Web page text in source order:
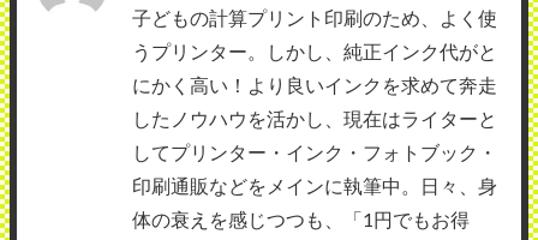
子どもの計算プリント印刷のため、よく使
うプリンター。しかし、純正インク代がと
にかく高い！より良いインクを求めて奔走
したノウハウを活かし、現在はライターと
してプリンター・インク・フォトブック・
印刷通販などをメインに執筆中。日々、身
体の衰えを感じつつも、「1円でもお得